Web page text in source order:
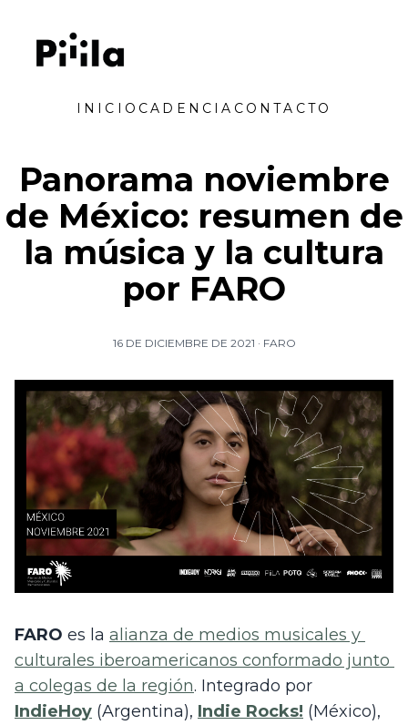
INICIO CADENCIA CONTACTO
Panorama noviembre
de México: resumen de
la música y la cultura
por FARO
16 DE DICIEMBRE DE 2021 · FARO
FARO es la alianza de medios musicales y
culturales iberoamericanos conformado junto
a colegas de la región
IndieHoy (Argentina), Indie Rocks!